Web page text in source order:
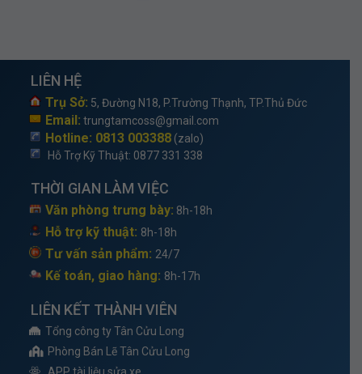
LIÊN HỆ
Trụ Sở: 5, Đường N18, P.Trường Thạnh, TP.Thủ Đức
Email: trungtamcoss@gmail.com
Hotline: 0813 003388(zalo)
Hỗ Trợ Kỹ Thuật: 0877 331 338
THỜI GIAN LÀM VIỆC
Văn phòng trưng bày: 8h-18h
Hỗ trợ kỹ thuật: 8h-18h
Tư vấn sản phẩm: 24/7
Kế toán, giao hàng: 8h-17h
LIÊN KẾT THÀNH VIÊN
Tổng công ty Tân Cửu Long
Phòng Bán Lẽ Tân Cửu Long